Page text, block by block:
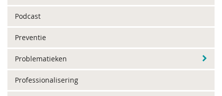
Podcast
Preventie
Problematieken
Professionalisering